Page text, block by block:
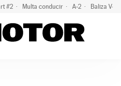
#2 Multa conducir A-2 Baliza V-